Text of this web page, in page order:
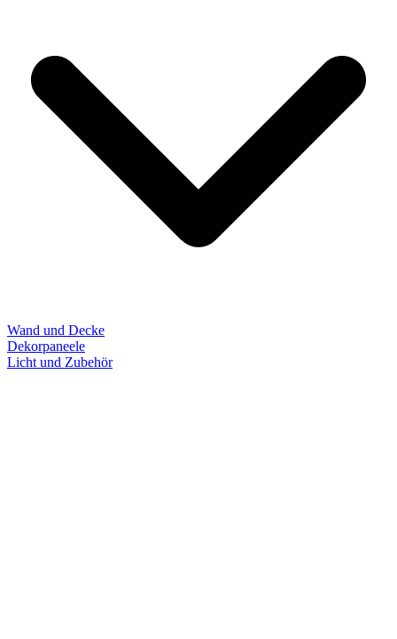
Wand und Decke
Dekorpaneele
Licht und Zubehör